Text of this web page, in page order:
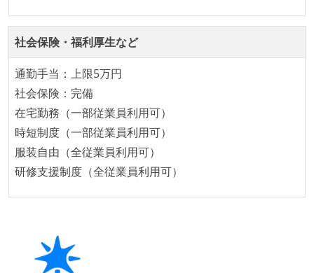
イベントへの業務参加やチケット負担など、会社とし
て、大規模カンファレンスへの参加を支援する制度が
ある
ストックオプションまたは自社株購入支援制度がある
職業安定法に対応する記載事項
労働契約期間：無期雇用
給与形態：賞与なし
休憩時間：1時間
生年金）
受動喫煙防止措置：屋内禁煙（屋内に喫煙可能室設
社会保険・福利厚生など
通勤手当：上限5万円
社会保険：完備
在宅勤務（一部従業員利用可）
時短制度（一部従業員利用可）
服装自由（全従業員利用可）
研修支援制度（全従業員利用可）